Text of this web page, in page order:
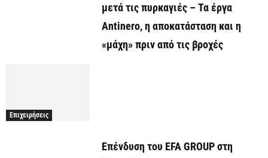
μετά τις πυρκαγιές – Τα έργα
Antinero, η αποκατάσταση και η
«μάχη» πριν από τις βροχές
Επιχειρήσεις
Επένδυση του EFA GROUP στη